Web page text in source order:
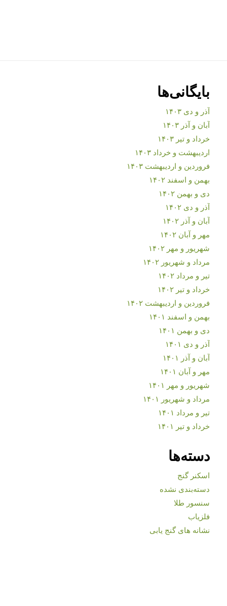
بایگانی‌ها
آذر و دی ۱۴۰۳
آبان و آذر ۱۴۰۳
خرداد و تیر ۱۴۰۳
اردیبهشت و خرداد ۱۴۰۳
فروردین و اردیبهشت ۱۴۰۳
بهمن و اسفند ۱۴۰۲
دی و بهمن ۱۴۰۲
آذر و دی ۱۴۰۲
آبان و آذر ۱۴۰۲
مهر و آبان ۱۴۰۲
شهریور و مهر ۱۴۰۲
مرداد و شهریور ۱۴۰۲
تیر و مرداد ۱۴۰۲
خرداد و تیر ۱۴۰۲
فروردین و اردیبهشت ۱۴۰۲
بهمن و اسفند ۱۴۰۱
دی و بهمن ۱۴۰۱
آذر و دی ۱۴۰۱
آبان و آذر ۱۴۰۱
مهر و آبان ۱۴۰۱
شهریور و مهر ۱۴۰۱
مرداد و شهریور ۱۴۰۱
تیر و مرداد ۱۴۰۱
خرداد و تیر ۱۴۰۱
دسته‌ها
اسکنر گنج
دسته‌بندی نشده
سنسور طلا
فلزیاب
نشانه های گنج یابی